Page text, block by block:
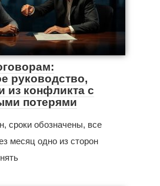
руководство,
из конфликта с
потерями
сроки обозначены, все
месяц одно из сторон